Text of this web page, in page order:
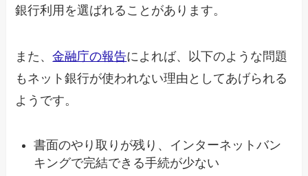
銀行利用を選ばれることがあります。
また、金融庁の報告によれば、以下のような問題
もネット銀行が使われない理由としてあげられる
ようです。
書面のやり取りが残り、インターネットバン
キングで完結できる手続が少ない